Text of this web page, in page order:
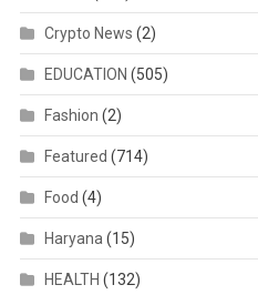
Crypto News (2)
EDUCATION (505)
Fashion (2)
Featured (714)
Food (4)
Haryana (15)
HEALTH (132)